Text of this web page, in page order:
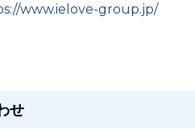
www.ielove-group.jp/
せ